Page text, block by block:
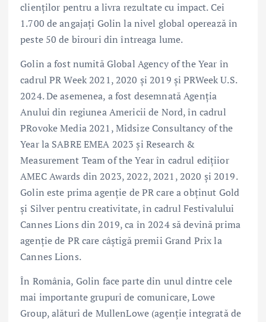
clienților pentru a livra rezultate cu impact. Cei
1.700 de angajați Golin la nivel global operează în
peste 50 de birouri din întreaga lume.
Golin a fost numită Global Agency of the Year în
cadrul PR Week 2021, 2020 și 2019 și PRWeek U.S.
2024. De asemenea, a fost desemnată Agenția
Anului din regiunea Americii de Nord, în cadrul
PRovoke Media 2021, Midsize Consultancy of the
Year la SABRE EMEA 2023 și Research &
Measurement Team of the Year în cadrul edițiior
AMEC Awards din 2023, 2022, 2021, 2020 și 2019.
Golin este prima agenție de PR care a obținut Gold
și Silver pentru creativitate, în cadrul Festivalului
Cannes Lions din 2019, ca în 2024 să devină prima
agenție de PR care câștigă premii Grand Prix la
Cannes Lions.
În România, Golin face parte din unul dintre cele
mai importante grupuri de comunicare, Lowe
Group, alături de MullenLowe (agenție integrată de